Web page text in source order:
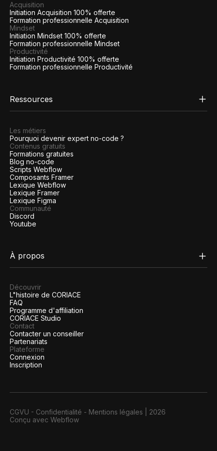
Acquisition
Initiation Acquisition 100% offerte
Formation professionnelle Acquisition
Mindset
Initiation Mindset 100% offerte
Formation professionnelle Mindset
Productivité
Initiation Productivité 100% offerte
Formation professionnelle Productivité
Ressources
Les métiers
Pourquoi devenir expert no-code ?
Contenus gratuits
Formations gratuites
Blog no-code
Scripts Webflow
Composants Framer
Lexique Webflow
Lexique Framer
Lexique Figma
Communauté
Discord
Youtube
À propos
Découvrir
L"histoire de CORIACE
FAQ
Programme d'affiliation
CORIACE Studio
Contact
Contacter un conseiller
Partenariats
Plateforme
Connexion
Inscription
CGVU - Confidentialité - Mentions légales
2026
Conçu avec Webflow